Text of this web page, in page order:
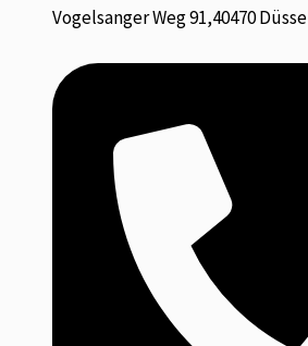
Vogelsanger Weg 91,40470